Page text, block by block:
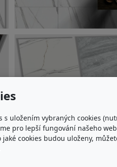
uložením vybraných cookies
pro lepší fungování našeho
cookies budou uloženy,